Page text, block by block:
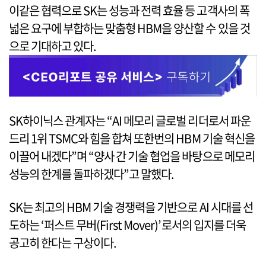
이같은 협력으로 SK는 성능과 전력 효율 등 고객사의 폭
넓은 요구에 부합하는 맞춤형 HBM을 양산할 수 있을 것
으로 기대하고 있다.
SK하이닉스 관계자는 “AI 메모리 글로벌 리더로서 파운
드리 1위 TSMC와 힘을 합쳐 또한번의 HBM 기술 혁신을
이끌어 내겠다”며 “양사 간 기술 협업을 바탕으로 메모리
성능의 한계를 돌파하겠다”고 말했다.
SK는 최고의 HBM 기술 경쟁력을 기반으로 AI 시대를 선
도하는 ‘퍼스트 무버(First Mover)’로서의 입지를 더욱
공고히 한다는 구상이다.